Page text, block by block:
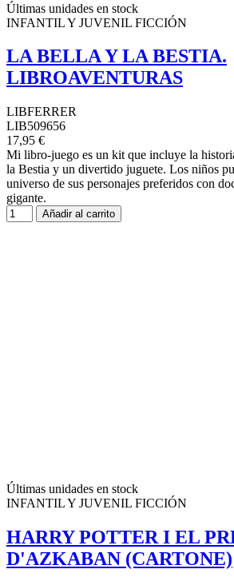
Últimas unidades en stock
INFANTIL Y JUVENIL FICCIÓN
LA BELLA Y LA BESTIA.
LIBROAVENTURAS
LIBFERRER
LIB509656
17,95 €
Mi libro-juego es un kit que incluye la
la Bestia y un divertido juguete. Los niños
universo de sus personajes preferidos con
gigante.
Añadir al carrito
Últimas unidades en stock
INFANTIL Y JUVENIL FICCIÓN
HARRY POTTER I EL
D'AZKABAN (CARTONE)